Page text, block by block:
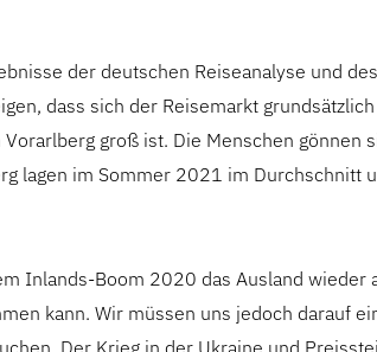
der deutschen Reiseanalyse und
dass sich der Reisemarkt
groß ist. Die Menschen gönnen
lagen im Sommer 2021 im Durchschnitt
Inlands-Boom 2020 das Ausland wieder
kann. Wir müssen uns jedoch darauf
Der Krieg in der Ukraine und